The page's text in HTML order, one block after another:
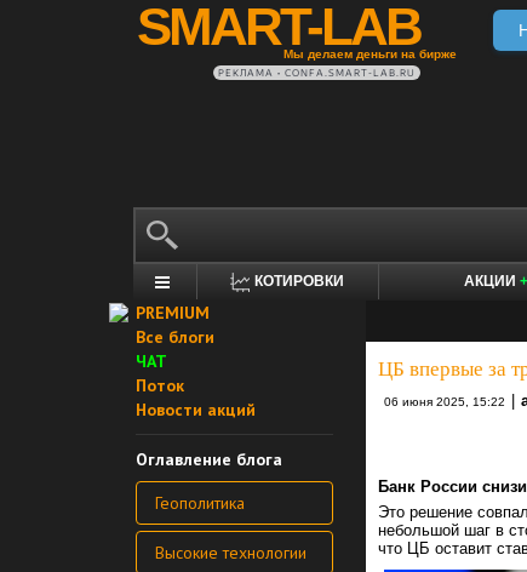
SMART-LAB
Мы делаем деньги на бирже
РЕКЛАМА • CONFA.SMART-LAB.RU
КОТИРОВКИ АКЦИИ
PREMIUM
Все блоги
ЧАТ
Поток
Новости акций
Оглавление блога
Геополитика
Высокие технологии
ЦБ впервые за
06 июня 2025, 15:22
Банк России
Это решение
небольшой шаг в
что ЦБ оставит